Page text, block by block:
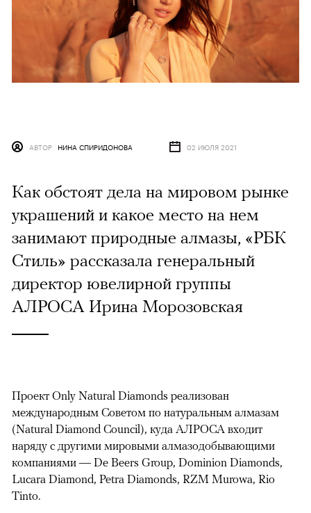
АВТОР НИНА СПИРИДОНОВА 02 ИЮЛЯ 2021
Как обстоят дела на мировом рынке
украшений и какое место на нем
занимают природные алмазы, «РБК
Стиль» рассказала генеральный
директор ювелирной группы
АЛРОСА Ирина Морозовская
Проект Only Natural Diamonds реализован
международным Советом по натуральным алмазам
(Natural Diamond Council), куда АЛРОСА входит
наряду с другими мировыми алмазодобывающими
компаниями — De Beers Group, Dominion Diamonds,
Lucara Diamond, Petra Diamonds, RZM Murowa, Rio
Tinto.